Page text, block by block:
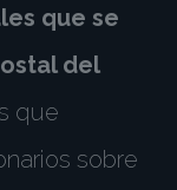
que se
del
que
sobre